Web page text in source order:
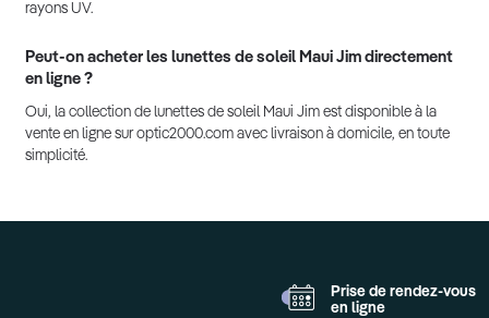
rayons UV.
Peut-on acheter les lunettes de soleil Maui Jim directement
en ligne ?
Oui, la collection de lunettes de soleil Maui Jim est disponible à la
vente en ligne sur optic2000.com avec livraison à domicile, en toute
simplicité.
Prise de rendez-vous
en ligne